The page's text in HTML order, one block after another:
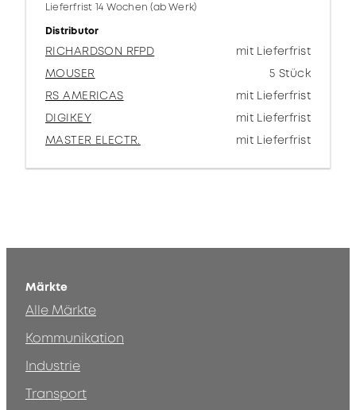
Lieferfrist 14 Wochen (ab Werk)
Distributor
RICHARDSON RFPD
mit Lieferfrist
MOUSER
5 Stück
RS AMERICAS
mit Lieferfrist
DIGIKEY
mit Lieferfrist
MASTER ELECTR.
mit Lieferfrist
Märkte
Alle Märkte
Kommunikation
Industrie
Transport